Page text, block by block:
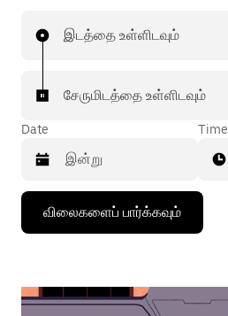
இடத்தை உள்ளிடவும்
சேருமிடத்தை உள்ளிடவும்
Date
கீழ்நோக்கிய
அம்புக்குறியை
அழுத்தி
தேர்ந்தெடுக்கவும்.
Time
விலைகளைப் பார்க்கவும்